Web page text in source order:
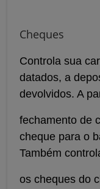
Cheques
Controla sua
datados, a
devolvidos. A
fechamento de
cheque para o
Também
os cheques do